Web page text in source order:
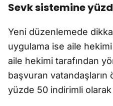
Sevk sistemine
Yeni düzenlemede
uygulama ise aile
aile hekimi tarafından
başvuran vatandaşların
yüzde 50 indirimli